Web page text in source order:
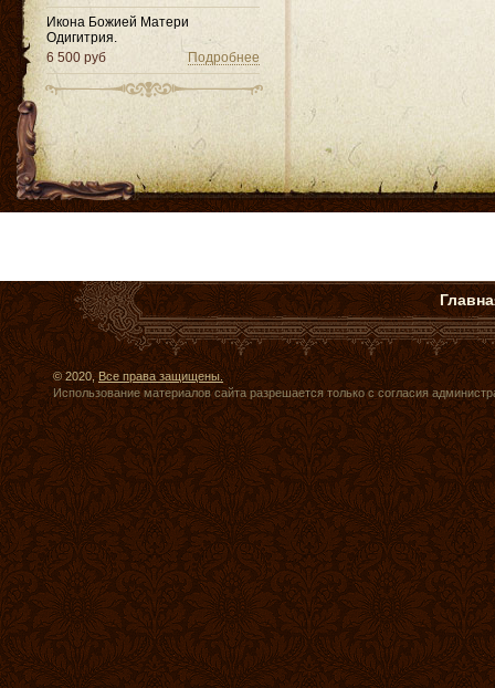
Икона Божией Матери
Одигитрия.
Подробнее
6 500 руб
© 2020,Все права защищены.
Использование материалов сайта разрешается только с согласия